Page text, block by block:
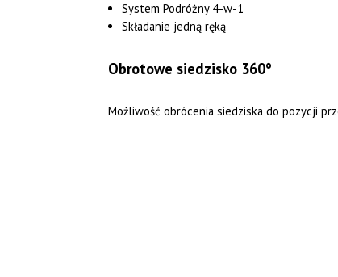
System Podróżny 4-w-1
Składanie jedną ręką
Obrotowe siedzisko 360°
Możliwość obrócenia siedziska do pozycji